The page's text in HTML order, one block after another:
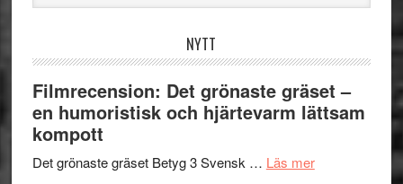
webbplatsen
NYTT
Filmrecension: Det grönaste gräset –
en humoristisk och hjärtevarm lättsam
kompott
Det grönaste gräset Betyg 3 Svensk … Läs merom